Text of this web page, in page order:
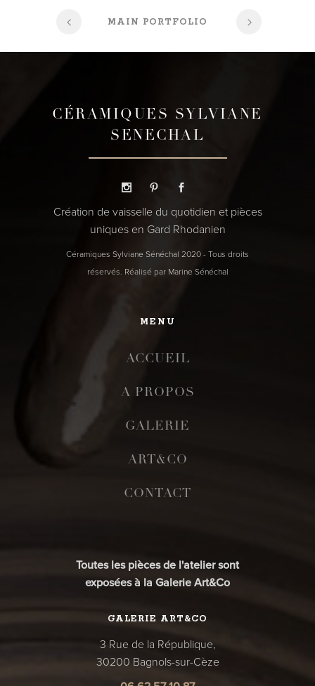
MAIN PORTFOLIO
CÉRAMIQUES SYLVIANE
SENECHAL
Création de vaisselle du quotidien et pièces
uniques en Gard Rhodanien
Céramiques Sylviane Sénéchal 2020 - Tous droits
réservés. Réalisé par Marine Sénéchal
MENU
ACCUEIL
A PROPOS
GALERIE
ART&CO
CONTACT
Toutes les pièces de l'atelier sont
exposées à la Galerie Art&Co
GALERIE ART&CO
3 Rue de la République,
30200 Bagnols-sur-Cèze